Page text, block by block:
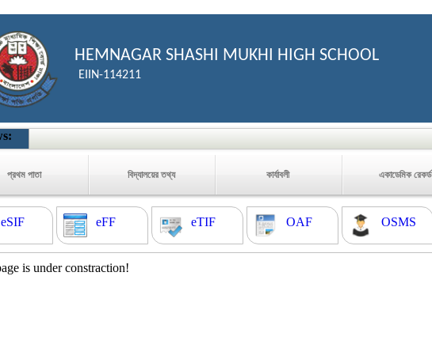
HEMNAGAR SHASHI MUKHI HIGH SCHOOL
EIIN-114211
প্রথম পাতা বিদ্যালয়ের তথ্য কার্যাবলী একাডেমিক রেকর্ড
eSIF eFF eTIF OAF OSMS
is under constraction!